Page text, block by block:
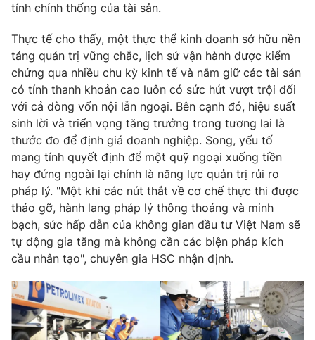
Liên hệ tòa soạn English
THỜI BÁO VTV
Theo dõi báo trên
Cơ quan chủ quản: Đài Truyền hình Việt Nam
Cơ quan báo chí:
Thời báo VTV
Giấy phép hoạt động báo in và báo điện tử số 483/GP-BTTTT
Tổng Biên tập:
Vũ Thanh Thủy
Phó Tổng Biên tập: Nguyễn Thị Mỹ Hạnh, Phạm Quốc Thắng,
Nguyễn Trọng Ninh
tính chính thống của tài sản.
Thực tế cho thấy, một thực thể kinh doanh sở hữu nền
tảng quản trị vững chắc, lịch sử vận hành được kiểm
chứng qua nhiều chu kỳ kinh tế và nắm giữ các tài sản
có tính thanh khoản cao luôn có sức hút vượt trội đối
với cả dòng vốn nội lẫn ngoại. Bên cạnh đó, hiệu suất
sinh lời và triển vọng tăng trưởng trong tương lai là
thước đo để định giá doanh nghiệp. Song, yếu tố
mang tính quyết định để một quỹ ngoại xuống tiền
hay đứng ngoài lại chính là năng lực quản trị rủi ro
pháp lý. "Một khi các nút thắt về cơ chế thực thi được
tháo gỡ, hành lang pháp lý thông thoáng và minh
bạch, sức hấp dẫn của không gian đầu tư Việt Nam sẽ
tự động gia tăng mà không cần các biện pháp kích
cầu nhân tạo", chuyên gia HSC nhận định.